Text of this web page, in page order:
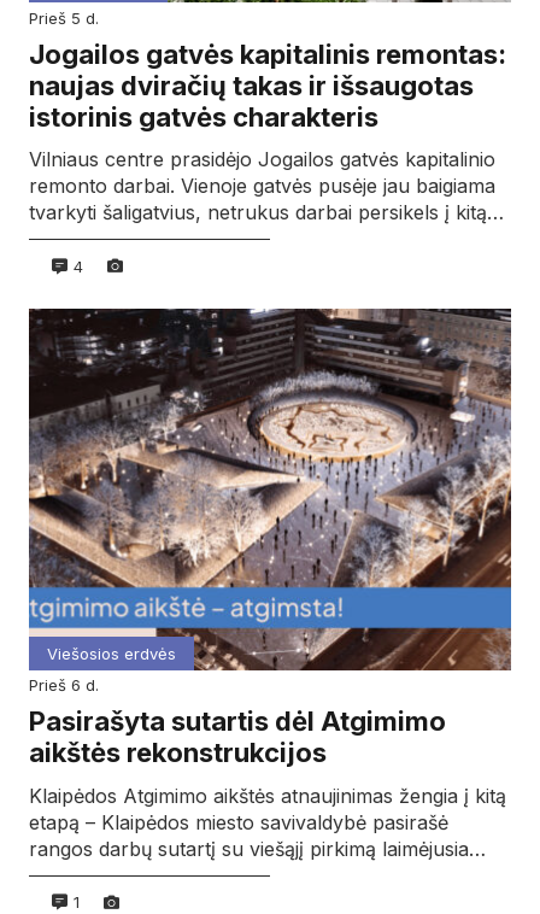
prieš 5 d.
Jogailos gatvės kapitalinis remontas:
naujas dviračių takas ir išsaugotas
istorinis gatvės charakteris
Vilniaus centre prasidėjo Jogailos gatvės kapitalinio
remonto darbai. Vienoje gatvės pusėje jau baigiama
tvarkyti šaligatvius, netrukus darbai persikels į kitą…
4
Viešosios erdvės
prieš 6 d.
Pasirašyta sutartis dėl Atgimimo
aikštės rekonstrukcijos
Klaipėdos Atgimimo aikštės atnaujinimas žengia į kitą
etapą – Klaipėdos miesto savivaldybė pasirašė
rangos darbų sutartį su viešąjį pirkimą laimėjusia…
1